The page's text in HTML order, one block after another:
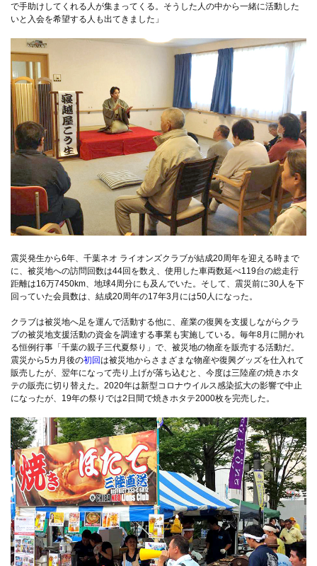
で手助けしてくれる人が集まってくる。そうした人の中から一緒に活動した
いと入会を希望する人も出てきました」
震災発生から6年、千葉ネオ ライオンズクラブが結成20周年を迎える時まで
に、被災地への訪問回数は44回を数え、使用した車両数延べ119台の総走行
距離は16万7450km、地球4周分にも及んでいた。そして、震災前に30人を下
回っていた会員数は、結成20周年の17年3月には50人になった。
クラブは被災地へ足を運んで活動する他に、産業の復興を支援しながらクラ
ブの被災地支援活動の資金を調達する事業も実施している。毎年8月に開かれ
る恒例行事「千葉の親子三代夏祭り」で、被災地の物産を販売する活動だ。
震災から5カ月後の初回は被災地からさまざまな物産や復興グッズを仕入れて
販売したが、翌年になって売り上げが落ち込むと、今度は三陸産の焼きホタ
テの販売に切り替えた。2020年は新型コロナウイルス感染拡大の影響で中止
になったが、19年の祭りでは2日間で焼きホタテ2000枚を完売した。